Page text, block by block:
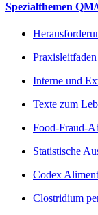
Spezialthemen
Interne und
Texte zum
Food-Fraud-
Statistische
Codex
Clostridium